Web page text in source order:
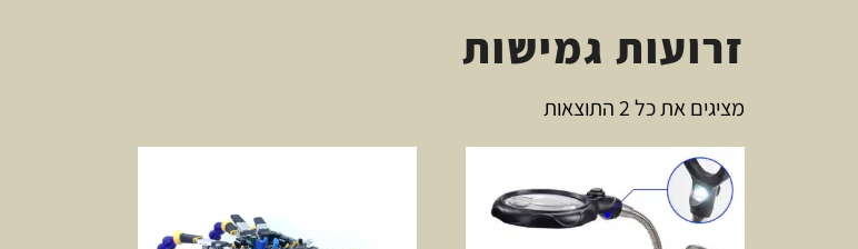
זרועות גמישות
מציגים את כל ⁦2⁩ התוצאות